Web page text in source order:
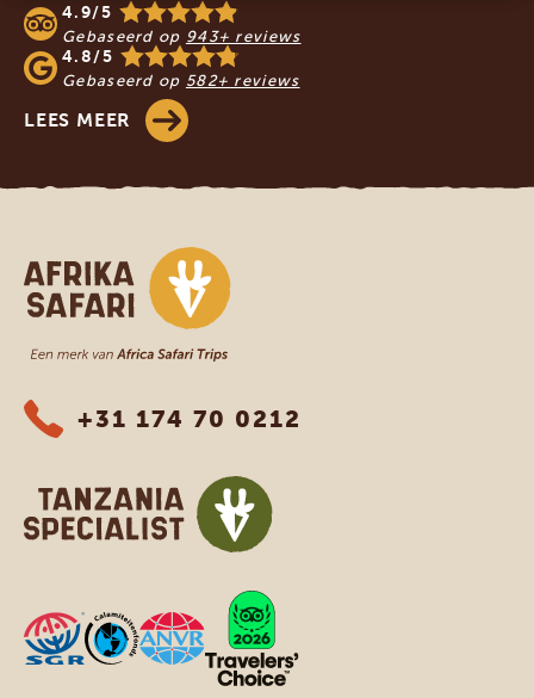
4.9/5
Gebaseerd op 943+ reviews
4.8/5
Gebaseerd op 582+ reviews
LEES MEER
Afrika safari
+31 174 70 0212